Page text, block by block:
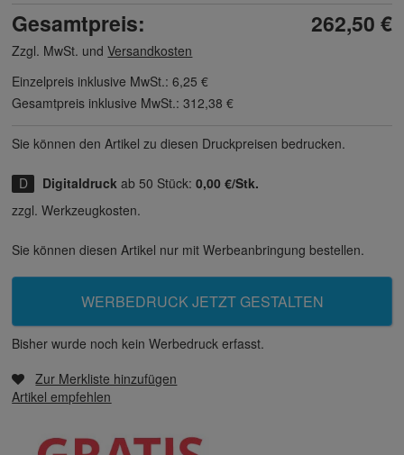
Gesamtpreis: 262,50 €
Zzgl. MwSt. undVersandkosten
Einzelpreis inklusive MwSt.:6,25 €
Gesamtpreis inklusive MwSt.:312,38 €
Sie können den Artikel zu diesen Druck­preisen bedrucken.
Digitaldruck ab 50 Stück:0,00 €/Stk.
zzgl. Werkzeugkosten.
Sie können diesen Artikel nur mit Werbeanbringung bestellen.
WERBEDRUCK JETZT GESTALTEN
Bisher wurde noch kein Werbedruck erfasst.
Zur Merkliste hinzufügen
Artikel empfehlen